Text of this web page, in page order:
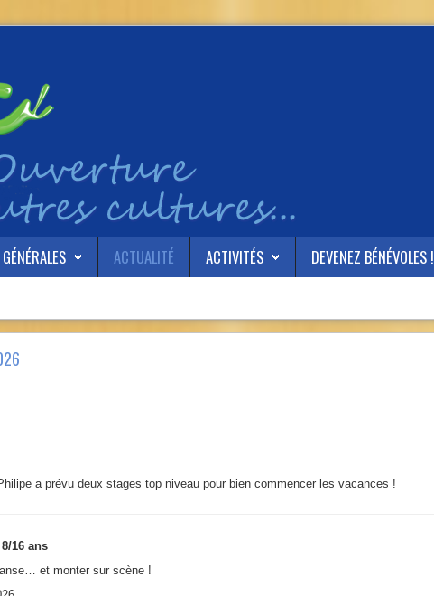
ACTUALITÉ ACTIVITÉS DEVENEZ BÉNÉVOLES !
a prévu deux stages top niveau pour bien commencer les vacances !
16 ans
et monter sur scène !